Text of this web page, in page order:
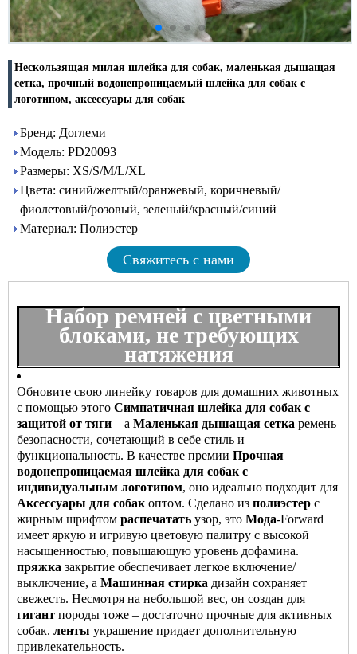
Нескользящая милая шлейка для собак, маленькая дышащая
сетка, прочный водонепроницаемый шлейка для собак с
логотипом, аксессуары для собак
Бренд: Доглеми
Модель: PD20093
Размеры: XS/S/M/L/XL
Цвета: синий/желтый/оранжевый, коричневый/
фиолетовый/розовый, зеленый/красный/синий
Материал: Полиэстер
Свяжитесь с нами
Набор ремней с цветными
блоками, не требующих
натяжения
Обновите свою линейку товаров для домашних животных
с помощью этого Симпатичная шлейка для собак с
защитой от тяги – а Маленькая дышащая сетка ремень
безопасности, сочетающий в себе стиль и
функциональность. В качестве премии Прочная
водонепроницаемая шлейка для собак с
индивидуальным логотипом, оно идеально подходит для
Аксессуары для собак оптом. Сделано из полиэстер с
жирным шрифтом распечатать узор, это Мода-Forward
имеет яркую и игривую цветовую палитру с высокой
насыщенностью, повышающую уровень дофамина.
пряжка закрытие обеспечивает легкое включение/
выключение, а Машинная стирка дизайн сохраняет
свежесть. Несмотря на небольшой вес, он создан для
гигант породы тоже – достаточно прочные для активных
собак. ленты украшение придает дополнительную
привлекательность.